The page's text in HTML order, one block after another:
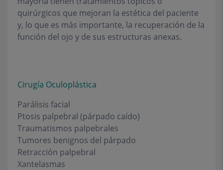
quirúrgicos que mejoran la estética del paciente
y, lo que es más importante, la recuperación de la
función del ojo y de sus estructuras anexas.
Cirugía Oculoplástica
Parálisis facial
Ptosis palpebral (párpado caído)
Traumatismos palpebrales
Tumores benignos del párpado
Retracción palpebral
Xantelasmas